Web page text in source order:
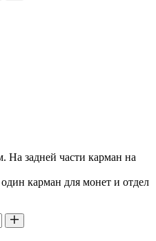
На задней части карман на
карман для монет и отдел